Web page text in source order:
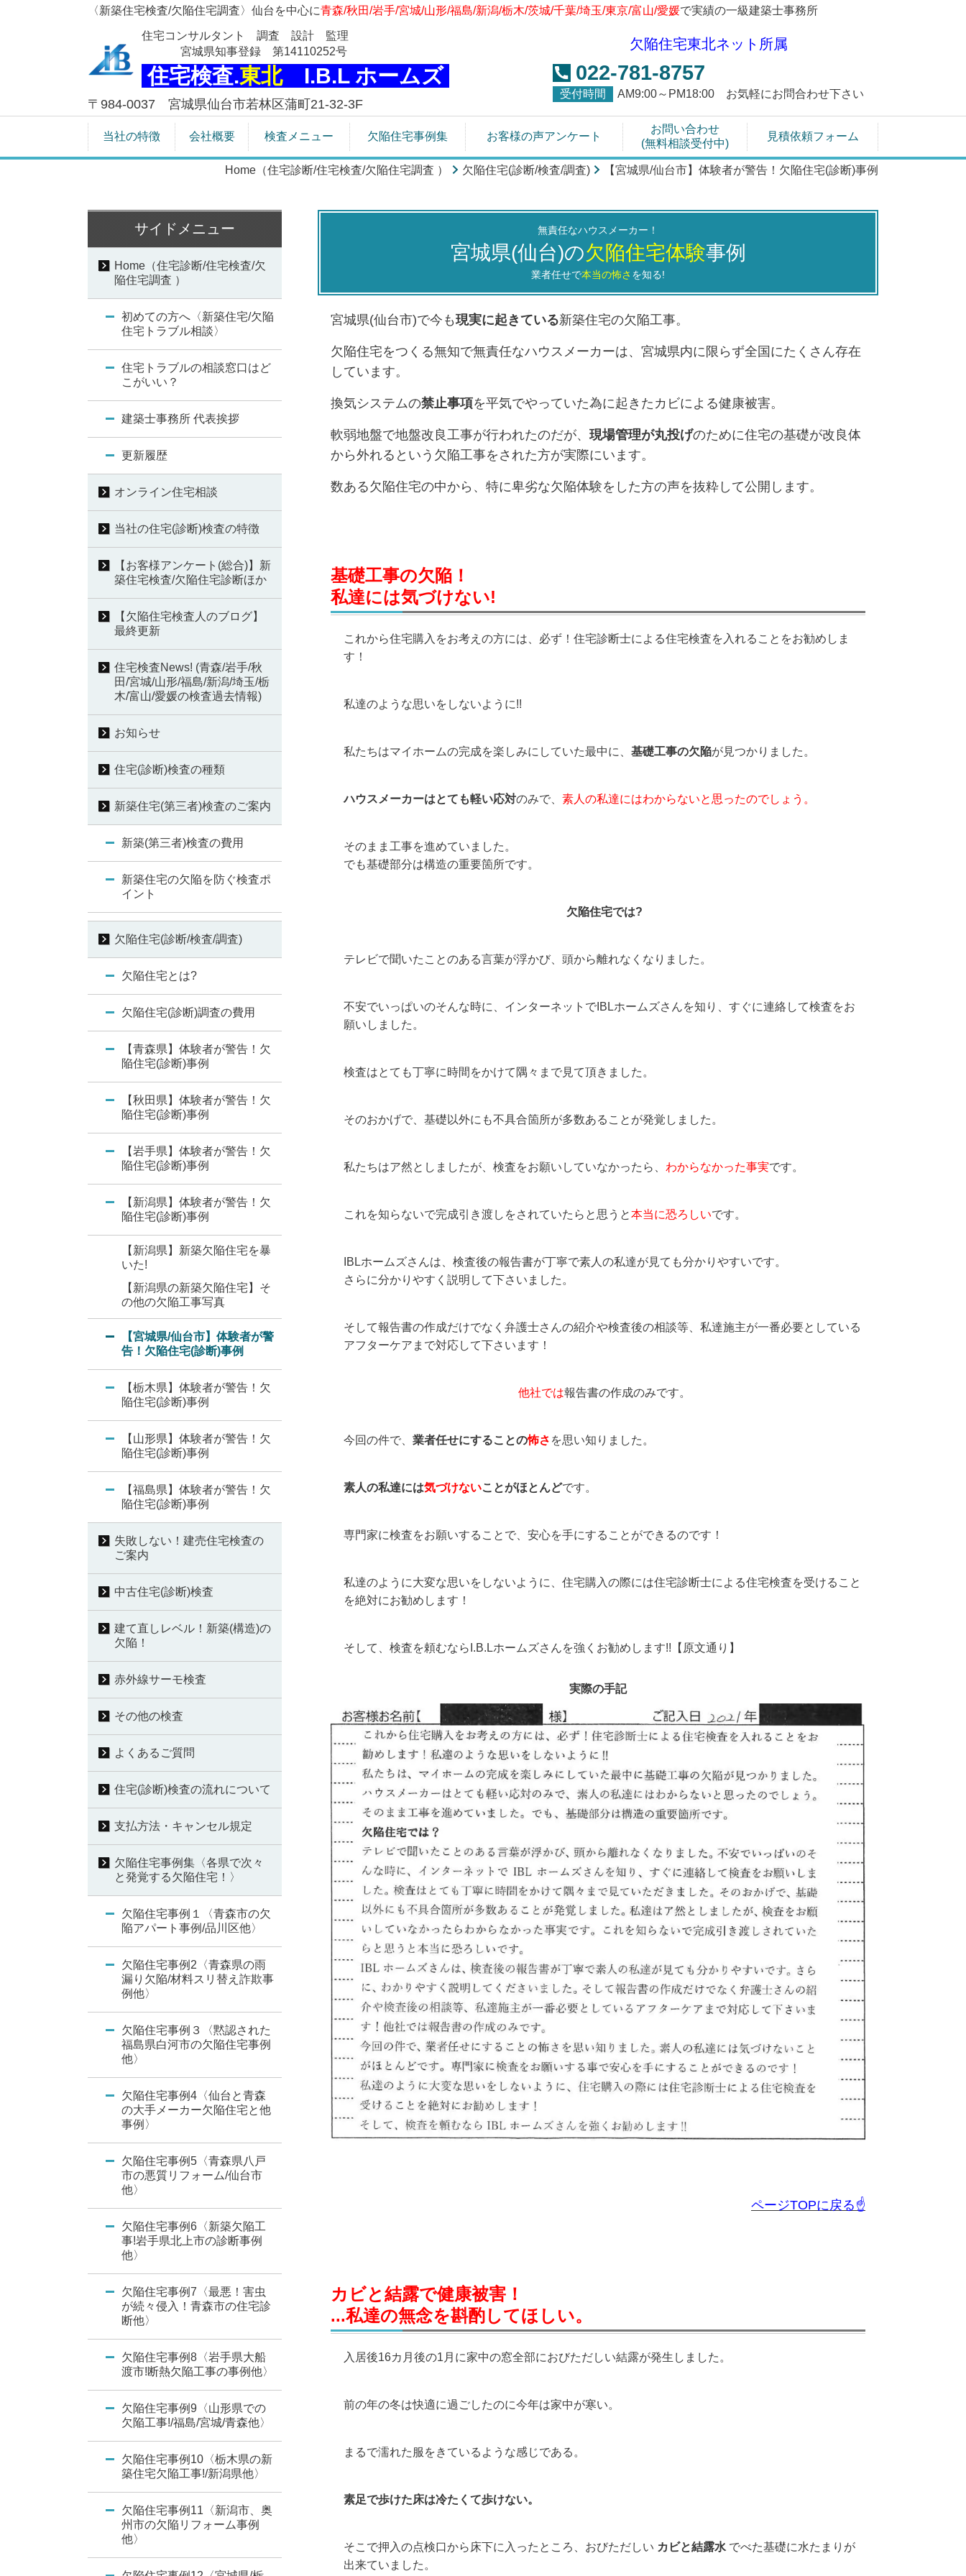
〈新築住宅検査/欠陥住宅調査〉仙台を中心に青森/秋田/岩手/宮城/山形/福島/新潟/栃木/茨城/千葉/埼玉/東京/富山/愛媛で実績の一級建築士事務所
住宅コンサルタント 調査 設計 監理
宮城県知事登録 第14110252号
住宅検査.東北 I.B.L ホームズ
〒984-0037 宮城県仙台市若林区蒲町21-32-3F
欠陥住宅東北ネット所属
022-781-8757
受付時間 AM9:00～PM18:00 お気軽にお問合わせ下さい
当社の特徴 会社概要 検査メニュー 欠陥住宅事例集 お客様の声アンケート
お問い合わせ
(無料相談受付中)
見積依頼フォーム
Home（住宅診断/住宅検査/欠陥住宅調査 ） 欠陥住宅(診断/検査/調査) 【宮城県/仙台市】体験者が警告！欠陥住宅(診断)事例
無責任なハウスメーカー！
宮城県(仙台)の欠陥住宅体験事例
業者任せで本当の怖さ を知る!
宮城県(仙台市)で今も現実に起きている新築住宅の欠陥工事。
欠陥住宅をつくる無知で無責任なハウスメーカーは、 宮城県内に限らず全国にたくさん存在
しています。
換気システムの禁止事項を平気でやっていた為に起きたカビによる健康被害。
軟弱地盤で地盤改良工事が行われたのだが、 現場管理が丸投げのために住宅の基礎が改良体
から外れるという欠陥工事をされた方が実際にいます。
数ある欠陥住宅の中から、特に卑劣な欠陥体験をした方の声を抜粋して公開します。
基礎工事の欠陥！
私達には気づけない!
これから住宅購入をお考えの方には、必ず！住宅診断士による住宅検査を入れることをお勧めしま
す！
私達のような思いをしないように!!
私たちはマイホームの完成を楽しみにしていた最中に、 基礎工事の欠陥が見つかりました。
ハウスメーカーはとても軽い応対のみで、 素人の私達にはわからないと思ったのでしょう。
そのまま工事を進めていました。
でも基礎部分は構造の重要箇所です。
欠陥住宅では?
テレビで聞いたことのある言葉が浮かび、頭から離れなくなりました。
不安でいっぱいのそんな時に、インターネットでIBLホームズさんを知り、すぐに連絡して検査をお
願いしました。
検査はとても丁寧に時間をかけて隅々まで見て頂きました。
そのおかげで、基礎以外にも不具合箇所が多数あることが発覚しました。
私たちはア然としましたが、検査をお願いしていなかったら、 わからなかった事実です。
これを知らないで完成引き渡しをされていたらと思うと本当に恐ろしいです。
IBLホームズさんは、検査後の報告書が丁寧で素人の私達が見ても分かりやすいです。
さらに分かりやすく説明して下さいました。
そして報告書の作成だけでなく弁護士さんの紹介や検査後の相談等、私達施主が一番必要としている
アフターケアまで対応して下さいます！
他社では報告書の作成のみです。
今回の件で、 業者任せにすることの怖さ を思い知りました。
素人の私達には気づけないことがほとんどです。
専門家に検査をお願いすることで、安心を手にすることができるのです！
私達のように大変な思いをしないように、住宅購入の際には住宅診断士による住宅検査を受けること
を絶対にお勧めします！
そして、検査を頼むならI.B.Lホームズさんを強くお勧めします!! 【原文通り】
実際の手記
ページTOPに戻る☝
カビと結露で健康被害！
...私達の無念を斟酌してほしい。
入居後16カ月後の1月に家中の窓全部におびただしい結露が発生しました。
前の年の冬は快適に過ごしたのに今年は家中が寒い。
まるで濡れた服をきているような感じである。
素足で歩けた床は冷たくて歩けない。
そこで押入の点検口から床下に入ったところ、おびただしい カビと結露水 でべた基礎に水たまりが
出来ていました。
サイドメニュー
Home（住宅診断/住宅検査/欠
陥住宅調査 ）
初めての方へ〈新築住宅/欠陥
住宅トラブル相談〉
住宅トラブルの相談窓口はど
こがいい？
建築士事務所 代表挨拶
更新履歴
オンライン住宅相談
当社の住宅(診断)検査の特徴
【お客様アンケート(総合)】新
築住宅検査/欠陥住宅診断ほか
【欠陥住宅検査人のブログ】
最終更新
住宅検査News! (青森/岩手/秋
田/宮城/山形/福島/新潟/埼玉/栃
木/富山/愛媛の検査過去情報)
お知らせ
住宅(診断)検査の種類
新築住宅(第三者)検査のご案内
新築(第三者)検査の費用
新築住宅の欠陥を防ぐ検査ポ
イント
欠陥住宅(診断/検査/調査)
欠陥住宅とは?
欠陥住宅(診断)調査の費用
【青森県】体験者が警告！欠
陥住宅(診断)事例
【秋田県】体験者が警告！欠
陥住宅(診断)事例
【岩手県】体験者が警告！欠
陥住宅(診断)事例
【新潟県】体験者が警告！欠
陥住宅(診断)事例
【新潟県】新築欠陥住宅を暴
いた!
【新潟県の新築欠陥住宅】そ
の他の欠陥工事写真
【宮城県/仙台市】体験者が警
告！欠陥住宅(診断)事例
【栃木県】体験者が警告！欠
陥住宅(診断)事例
【山形県】体験者が警告！欠
陥住宅(診断)事例
【福島県】体験者が警告！欠
陥住宅(診断)事例
失敗しない！建売住宅検査の
ご案内
中古住宅(診断)検査
建て直しレベル！新築(構造)の
欠陥！
赤外線サーモ検査
その他の検査
よくあるご質問
住宅(診断)検査の流れについて
支払方法・キャンセル規定
欠陥住宅事例集〈各県で次々
と発覚する欠陥住宅！〉
欠陥住宅事例１〈青森市の欠
陥アパート事例/品川区他〉
欠陥住宅事例2〈青森県の雨
漏り欠陥/材料スリ替え詐欺事
例他〉
欠陥住宅事例３〈黙認された
福島県白河市の欠陥住宅事例
他〉
欠陥住宅事例4〈仙台と青森
の大手メーカー欠陥住宅と他
事例〉
欠陥住宅事例5〈青森県八戸
市の悪質リフォーム/仙台市
他〉
欠陥住宅事例6〈新築欠陥工
事!岩手県北上市の診断事例
他〉
欠陥住宅事例7〈最悪！害虫
が続々侵入！青森市の住宅診
断他〉
欠陥住宅事例8〈岩手県大船
渡市!断熱欠陥工事の事例他〉
欠陥住宅事例9〈山形県での
欠陥工事!/福島/宮城/青森他〉
欠陥住宅事例10〈栃木県の新
築住宅欠陥工事!/新潟県他〉
欠陥住宅事例11〈新潟市、奥
州市の欠陥リフォーム事例
他〉